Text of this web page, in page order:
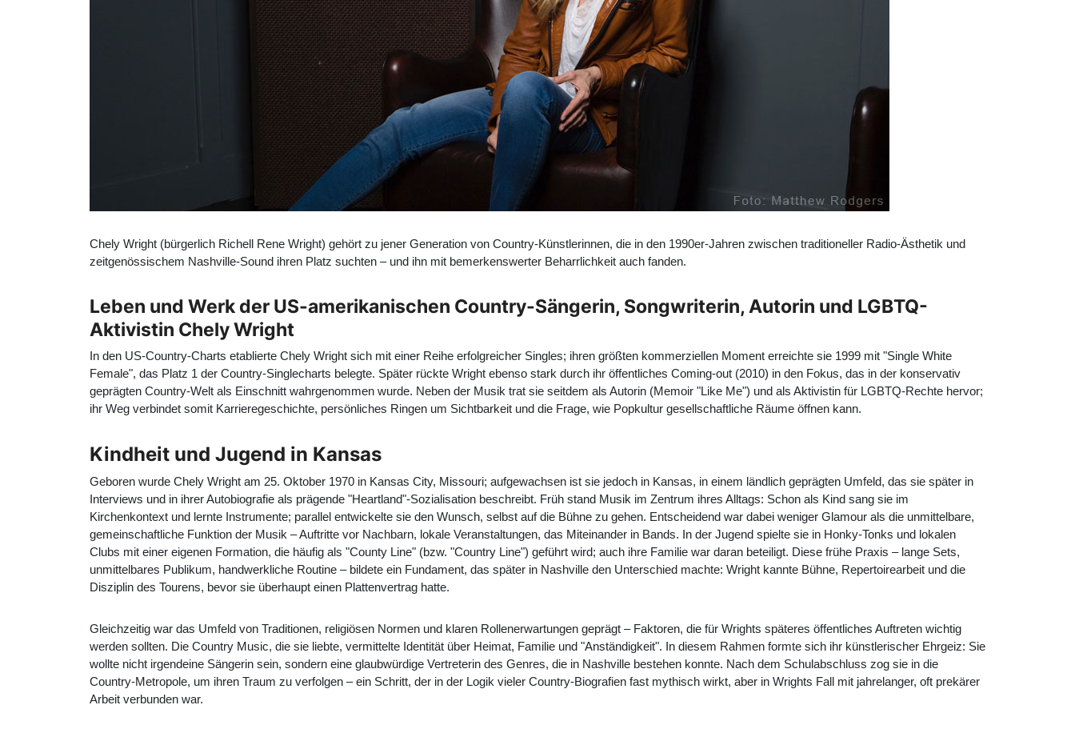
Chely Wright (bürgerlich Richell Rene Wright) gehört zu jener Generation von Country-Künstlerinnen, die in den 1990er-Jahren zwischen traditioneller Radio-Ästhetik und
zeitgenössischem Nashville-Sound ihren Platz suchten – und ihn mit bemerkenswerter Beharrlichkeit auch fanden.
Leben und Werk der US-amerikanischen Country-Sängerin, Songwriterin, Autorin und LGBTQ-
Aktivistin Chely Wright
In den US-Country-Charts etablierte Chely Wright sich mit einer Reihe erfolgreicher Singles; ihren größten kommerziellen Moment erreichte sie 1999 mit "Single White
Female", das Platz 1 der Country-Singlecharts belegte. Später rückte Wright ebenso stark durch ihr öffentliches Coming-out (2010) in den Fokus, das in der konservativ
geprägten Country-Welt als Einschnitt wahrgenommen wurde. Neben der Musik trat sie seitdem als Autorin (Memoir "Like Me") und als Aktivistin für LGBTQ-Rechte hervor;
ihr Weg verbindet somit Karrieregeschichte, persönliches Ringen um Sichtbarkeit und die Frage, wie Popkultur gesellschaftliche Räume öffnen kann.
Kindheit und Jugend in Kansas
Geboren wurde Chely Wright am 25. Oktober 1970 in Kansas City, Missouri; aufgewachsen ist sie jedoch in Kansas, in einem ländlich geprägten Umfeld, das sie später in
Interviews und in ihrer Autobiografie als prägende "Heartland"-Sozialisation beschreibt. Früh stand Musik im Zentrum ihres Alltags: Schon als Kind sang sie im
Kirchenkontext und lernte Instrumente; parallel entwickelte sie den Wunsch, selbst auf die Bühne zu gehen. Entscheidend war dabei weniger Glamour als die unmittelbare,
gemeinschaftliche Funktion der Musik – Auftritte vor Nachbarn, lokale Veranstaltungen, das Miteinander in Bands. In der Jugend spielte sie in Honky-Tonks und lokalen
Clubs mit einer eigenen Formation, die häufig als "County Line" (bzw. "Country Line") geführt wird; auch ihre Familie war daran beteiligt. Diese frühe Praxis – lange Sets,
unmittelbares Publikum, handwerkliche Routine – bildete ein Fundament, das später in Nashville den Unterschied machte: Wright kannte Bühne, Repertoirearbeit und die
Disziplin des Tourens, bevor sie überhaupt einen Plattenvertrag hatte.
Gleichzeitig war das Umfeld von Traditionen, religiösen Normen und klaren Rollenerwartungen geprägt – Faktoren, die für Wrights späteres öffentliches Auftreten wichtig
werden sollten. Die Country Music, die sie liebte, vermittelte Identität über Heimat, Familie und "Anständigkeit". In diesem Rahmen formte sich ihr künstlerischer Ehrgeiz: Sie
wollte nicht irgendeine Sängerin sein, sondern eine glaubwürdige Vertreterin des Genres, die in Nashville bestehen konnte. Nach dem Schulabschluss zog sie in die
Country-Metropole, um ihren Traum zu verfolgen – ein Schritt, der in der Logik vieler Country-Biografien fast mythisch wirkt, aber in Wrights Fall mit jahrelanger, oft prekärer
Arbeit verbunden war.